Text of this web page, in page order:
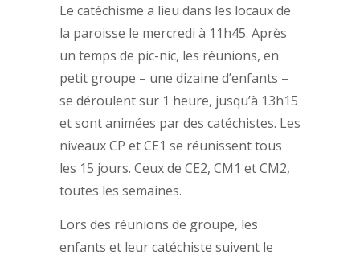
Le catéchisme a lieu dans les locaux de
la paroisse le mercredi à 11h45. Après
un temps de pic-nic, les réunions, en
petit groupe – une dizaine d’enfants –
se déroulent sur 1 heure, jusqu’à 13h15
et sont animées par des catéchistes. Les
niveaux CP et CE1 se réunissent tous
les 15 jours. Ceux de CE2, CM1 et CM2,
toutes les semaines.
Lors des réunions de groupe, les
enfants et leur catéchiste suivent le